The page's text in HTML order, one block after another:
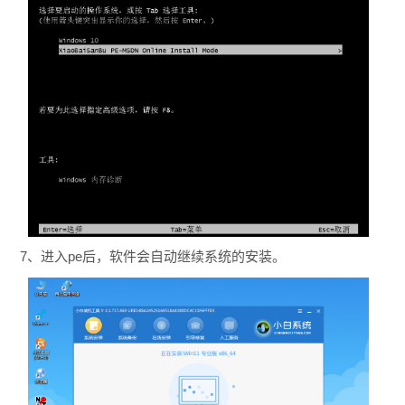
7、进入pe后，软件会自动继续系统的安装。